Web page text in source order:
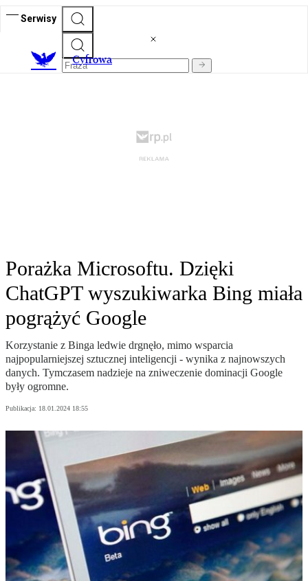
Serwisy
Cyfrowa
Porażka Microsoftu. Dzięki
ChatGPT wyszukiwarka Bing miała
pogrążyć Google
Korzystanie z Binga ledwie drgnęło, mimo wsparcia
najpopularniejszej sztucznej inteligencji - wynika z najnowszych
danych. Tymczasem nadzieje na zniweczenie dominacji Google
były ogromne.
Publikacja: 18.01.2024 18:55